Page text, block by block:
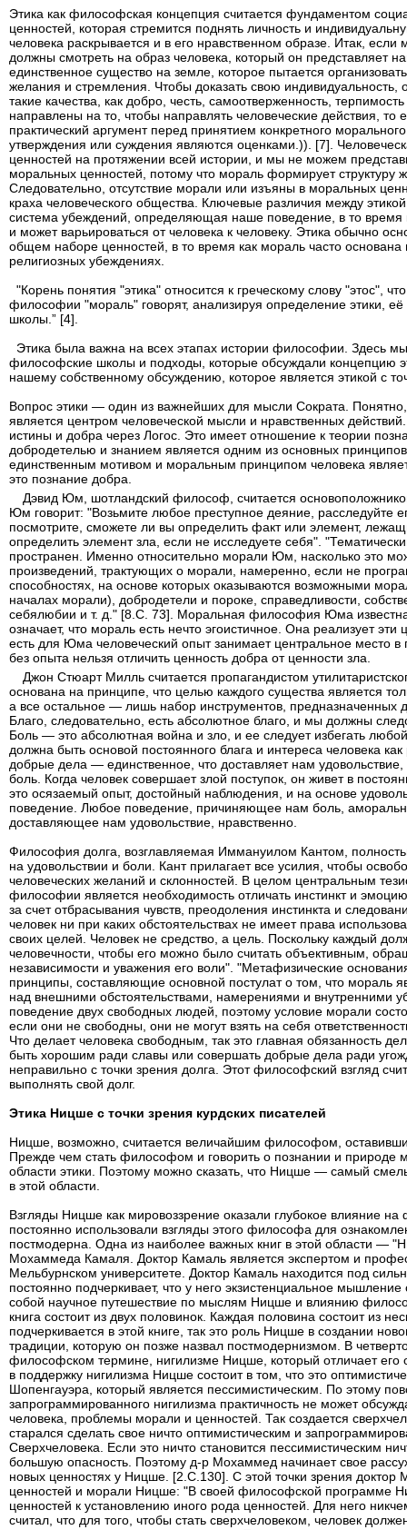
Этика как философская концепция считается фундаментом
ценностей, которая стремится поднять личность и
человека раскрывается и в его нравственном образе. Итак,
должны смотреть на образ человека, который он представляет
единственное существо на земле, которое пытается
желания и стремления. Чтобы доказать свою индивидуальность,
такие качества, как добро, честь, самоотверженность,
направлены на то, чтобы направлять человеческие действия, то
практический аргумент перед принятием конкретного
утверждения или суждения являются оценками.)). [7].
ценностей на протяжении всей истории, и мы не можем
моральных ценностей, потому что мораль формирует структуру
Следовательно, отсутствие морали или изъяны в моральных
краха человеческого общества. Ключевые различия между
система убеждений, определяющая наше поведение, в то время
и может варьироваться от человека к человеку. Этика обычно
общем наборе ценностей, в то время как мораль часто основана
религиозных убеждениях.
"Корень понятия "этика" относится к греческому слову "этос",
философии "мораль" говорят, анализируя определение этики,
школы.” [4].
Этика была важна на всех этапах истории философии. Здесь
философские школы и подходы, которые обсуждали концепцию
нашему собственному обсуждению, которое является этикой с
Вопрос этики — один из важнейших для мысли Сократа.
является центром человеческой мысли и нравственных
истины и добра через Логос. Это имеет отношение к теории
добродетелью и знанием является одним из основных
единственным мотивом и моральным принципом человека
это познание добра.
Дэвид Юм, шотландский философ, считается
Юм говорит: "Возьмите любое преступное деяние, расследуйте
посмотрите, сможете ли вы определить факт или элемент,
определить элемент зла, если не исследуете себя".
пространен. Именно относительно морали Юм, насколько это
произведений, трактующих о морали, намеренно, если не
способностях, на основе которых оказываются возможными
началах морали), добродетели и пороке, справедливости,
себялюбии и т. д." [8.C. 73]. Моральная философия Юма
означает, что мораль есть нечто эгоистичное. Она реализует
есть для Юма человеческий опыт занимает центральное место
без опыта нельзя отличить ценность добра от ценности зла.
Джон Стюарт Милль считается пропагандистом
основана на принципе, что целью каждого существа является
а все остальное — лишь набор инструментов, предназначенных
Благо, следовательно, есть абсолютное благо, и мы должны
Боль — это абсолютная война и зло, и ее следует избегать
должна быть основой постоянного блага и интереса человека
добрые дела — единственное, что доставляет нам
боль. Когда человек совершает злой поступок, он живет в
это осязаемый опыт, достойный наблюдения, и на основе
поведение. Любое поведение, причиняющее нам боль,
доставляющее нам удовольствие, нравственно.
Философия долга, возглавляемая Иммануилом Кантом,
на удовольствии и боли. Кант прилагает все усилия, чтобы
человеческих желаний и склонностей. В целом центральным
философии является необходимость отличать инстинкт и
за счет отбрасывания чувств, преодоления инстинкта и
человек ни при каких обстоятельствах не имеет права
своих целей. Человек не средство, а цель. Поскольку каждый
человечности, чтобы его можно было считать объективным,
независимости и уважения его воли". "Метафизические
принципы, составляющие основной постулат о том, что мораль
над внешними обстоятельствами, намерениями и внутренними
поведение двух свободных людей, поэтому условие морали
если они не свободны, они не могут взять на себя
Что делает человека свободным, так это главная обязанность
быть хорошим ради славы или совершать добрые дела ради
неправильно с точки зрения долга. Этот философский взгляд
выполнять свой долг.
Этика Ницше с точки зрения курдских писателей
Ницше, возможно, считается величайшим философом,
Прежде чем стать философом и говорить о познании и
области этики. Поэтому можно сказать, что Ницше — самый
в этой области.
Взгляды Ницше как мировоззрение оказали глубокое влияние
постоянно использовали взгляды этого философа для
постмодерна. Одна из наиболее важных книг в этой области —
Мохаммеда Камаля. Доктор Камаль является экспертом и
Мельбурнском университете. Доктор Камаль находится под
постоянно подчеркивает, что у него экзистенциальное
собой научное путешествие по мыслям Ницше и влиянию
книга состоит из двух половинок. Каждая половина состоит из
подчеркивается в этой книге, так это роль Ницше в создании
традиции, которую он позже назвал постмодернизмом. В
философском термине, нигилизме Ницше, который отличает его
в поддержку нигилизма Ницше состоит в том, что это
Шопенгауэра, который является пессимистическим. По этому
запрограммированного нигилизма практичность не может
человека, проблемы морали и ценностей. Так создается
старался сделать свое ничто оптимистическим и
Сверхчеловека. Если это ничто становится пессимистическим
большую опасность. Поэтому д-р Мохаммед начинает свое
новых ценностях у Ницше. [2.C.130]. С этой точки зрения
ценностей и морали Ницше: "В своей философской программе
ценностей к установлению иного рода ценностей. Для него
считал, что для того, чтобы стать сверхчеловеком, человек